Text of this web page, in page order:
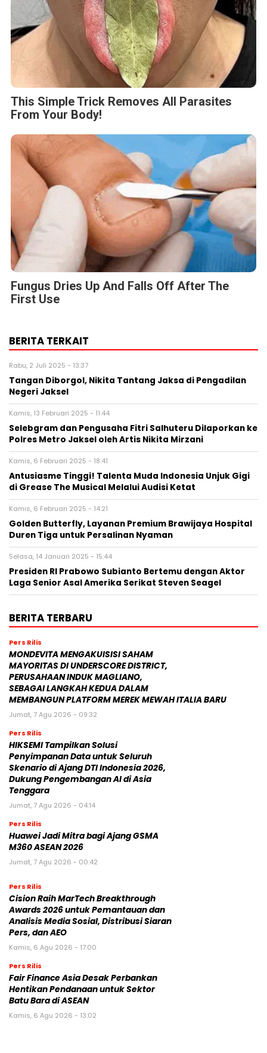
This Simple Trick Removes All Parasites
From Your Body!
Fungus Dries Up And Falls Off After The
First Use
BERITA TERKAIT
Rabu, 2 Juli 2025 - 13:37
Tangan Diborgol, Nikita Tantang Jaksa di Pengadilan
Negeri Jaksel
Kamis, 13 Februari 2025 - 11:44
Selebgram dan Pengusaha Fitri Salhuteru Dilaporkan ke
Polres Metro Jaksel oleh Artis Nikita Mirzani
Kamis, 6 Februari 2025 - 18:41
Antusiasme Tinggi! Talenta Muda Indonesia Unjuk Gigi
di Grease The Musical Melalui Audisi Ketat
Kamis, 6 Februari 2025 - 14:21
Golden Butterfly, Layanan Premium Brawijaya Hospital
Duren Tiga untuk Persalinan Nyaman
Selasa, 14 Januari 2025 - 15:44
Presiden RI Prabowo Subianto Bertemu dengan Aktor
Laga Senior Asal Amerika Serikat Steven Seagel
BERITA TERBARU
Pers Rilis
MONDEVITA MENGAKUISISI SAHAM
MAYORITAS DI UNDERSCORE DISTRICT,
PERUSAHAAN INDUK MAGLIANO,
SEBAGAI LANGKAH KEDUA DALAM
MEMBANGUN PLATFORM MEREK MEWAH ITALIA BARU
Jumat, 7 Agu 2026 - 09:32
Pers Rilis
HIKSEMI Tampilkan Solusi
Penyimpanan Data untuk Seluruh
Skenario di Ajang DTI Indonesia 2026,
Dukung Pengembangan AI di Asia
Tenggara
Jumat, 7 Agu 2026 - 04:14
Pers Rilis
Huawei Jadi Mitra bagi Ajang GSMA
M360 ASEAN 2026
Jumat, 7 Agu 2026 - 00:42
Pers Rilis
Cision Raih MarTech Breakthrough
Awards 2026 untuk Pemantauan dan
Analisis Media Sosial, Distribusi Siaran
Pers, dan AEO
Kamis, 6 Agu 2026 - 17:00
Pers Rilis
Fair Finance Asia Desak Perbankan
Hentikan Pendanaan untuk Sektor
Batu Bara di ASEAN
Kamis, 6 Agu 2026 - 13:02